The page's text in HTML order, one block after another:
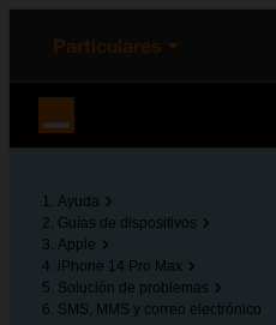
principal
la página
Particulares
Ayuda
Guías de dispositivos
Apple
iPhone 14 Pro Max
Solución de problemas
SMS, MMS y correo electrónico